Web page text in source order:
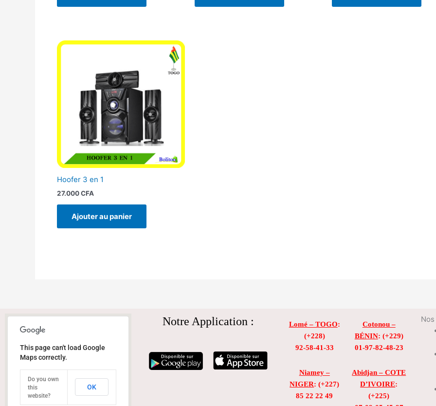
Hoofer 3 en 1
27.000CFA
Ajouter au panier
This page can't load Google
Maps correctly.
Do you own
this
website?
OK
Notre Application : Lomé – TOGO:
(+228)
92-58-41-33
Niamey –
NIGER: (+227)
85 22 22 49
Cotonou –
BÉNIN: (+229)
01-97-82-48-23
Abidjan – COTE
D’IVOIRE:
(+225)